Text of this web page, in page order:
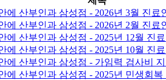
에 산부인과 삼성점 - 2026년 3월 진료
에 산부인과 삼성점 - 2026년 2월 진료
에 산부인과 삼성점 - 2025년 12월 진
에 산부인과 삼성점 - 2025년 10월 진
에 산부인과 삼성점 - 가임력 검사비
에 산부인과 삼성점 - 2025년 민생회